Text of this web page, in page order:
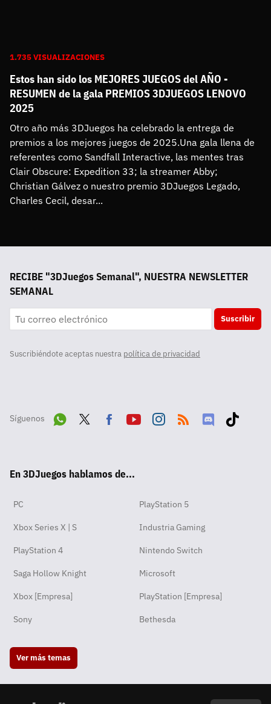
1.735 VISUALIZACIONES
Estos han sido los MEJORES JUEGOS del AÑO -
RESUMEN de la gala PREMIOS 3DJUEGOS LENOVO
2025
Otro año más 3DJuegos ha celebrado la entrega de
premios a los mejores juegos de 2025.Una gala llena de
referentes como Sandfall Interactive, las mentes tras
Clair Obscure: Expedition 33; la streamer Abby;
Christian Gálvez o nuestro premio 3DJuegos Legado,
Charles Cecil, desar...
RECIBE "3DJuegos Semanal", NUESTRA NEWSLETTER
SEMANAL
Suscribir
Suscribiéndote aceptas nuestra política de privacidad
Síguenos
pp
ok
En 3DJuegos hablamos de...
PC PlayStation 5
Xbox Series X | S Industria Gaming
PlayStation 4 Nintendo Switch
Saga Hollow Knight Microsoft
Xbox [Empresa] PlayStation [Empresa]
Sony Bethesda
Ver más temas